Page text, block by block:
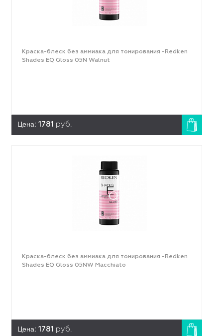
Краска-блеск без аммиака для тонирования -Redken
Shades EQ Gloss 05N Walnut
Цена: 1781 руб.
Краска-блеск без аммиака для тонирования -Redken
Shades EQ Gloss 05NW Macchiato
Цена: 1781 руб.